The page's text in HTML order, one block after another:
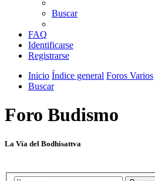
Buscar
FAQ
Identificarse
Registrarse
Inicio Índice general Foros Varios
Buscar
Foro Budismo
La Vía del Bodhisattva